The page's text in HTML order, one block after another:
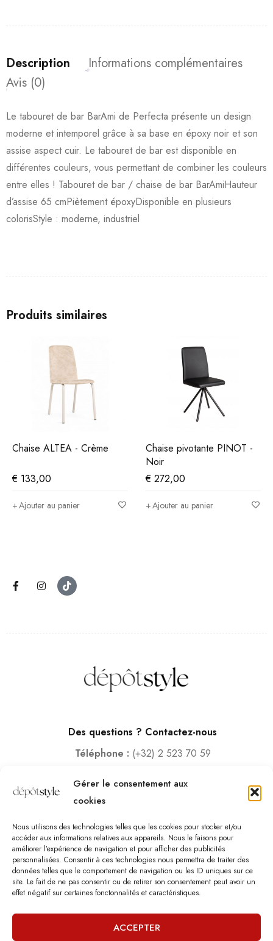
Gérer le consentement aux
cookies
Nous utilisons des technologies telles que les cookies pour stocker et/ou
accéder aux informations relatives aux appareils. Nous le faisons pour
améliorer l’expérience de navigation et pour afficher des publicités
personnalisées. Consentir à ces technologies nous permettra de traiter des
données telles que le comportement de navigation ou les ID uniques sur ce
site. Le fait de ne pas consentir ou de retirer son consentement peut avoir un
effet négatif sur certaines fonctonnalités et caractéristiques.
ACCEPTER
Description
Informations complémentaires
Avis (0)
Le tabouret de bar BarAmi de Perfecta présente un design
moderne et intemporel grâce à sa base en époxy noir et son
assise aspect cuir. Le tabouret de bar est disponible en
différentes couleurs, vous permettant de combiner les couleurs
entre elles ! Tabouret de bar / chaise de bar BarAmiHauteur
d’assise 65 cmPiètement époxyDisponible en plusieurs
colorisStyle : moderne, industriel
Produits similaires
Chaise ALTEA - Crème
€ 133,00
Ajouter au panier
Chaise pivotante PINOT -
Noir
€ 272,00
Ajouter au panier
Des questions ? Contactez-nous
Téléphone : (+32) 2 523 70 59
Adresse : Rue des Deux Gares 6, 1070 Bruxelles
Lundi – Samedi :10:00 – 18:30
Vendredi :10:00-13:00 – 15:00 -18:30
Dimanche :12:00-18:00
Nous sommes fermés les jours fériés.